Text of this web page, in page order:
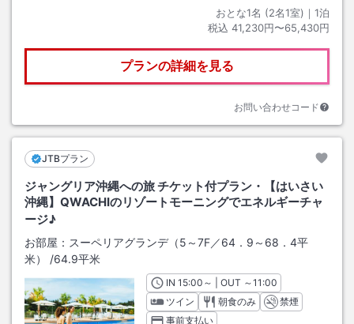
おとな1名 (2名1室)｜ 1泊
税込 41,230円〜65,430円
プランの詳細を見る
お問い合わせコード
JTBプラン
ジャングリア沖縄への旅 チケット付プラン・【はいさい
沖縄】QWACHIのリゾートモーニングでエネルギーチャ
ージ♪
お部屋： スーペリアグランデ（5～7F／64．9～68．4平
米）
/64.9平米
INチェックイン
15:00 ～ | OUT チェックアウト
～11:00
ツイン
朝食のみ
禁煙
事前支払い